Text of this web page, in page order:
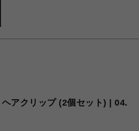
アクリップ (2個セット) | 04.